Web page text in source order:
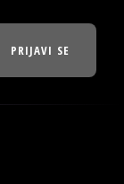
PRIJAVI SE